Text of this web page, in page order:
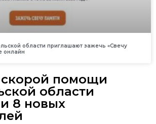
области приглашают зажечь «Свечу
онлайн
помощи
области
8 новых